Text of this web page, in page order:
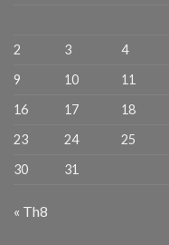
2
3 4
9
10 11
16
17 18
23
24 25
30
31
« Th8